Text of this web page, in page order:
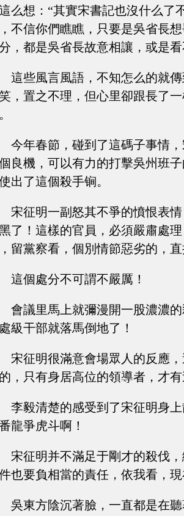
么想：“其實宋書記也沒什么了
不信你們瞧瞧，只要是吳省長
，都是吳省長故意相讓，或是
這些風言風語，不知怎么的就
，置之不理，但心里卻跟長了
今年春節，碰到了這碼子事情
良機，可以有力的打擊吳州班
出了這個殺手锏。
宋征明一副怒其不爭的憤恨表
了！這樣的官員，必須嚴肅處
留黨察看，個別情節惡劣的，
這個處分不可謂不嚴厲！
會議里馬上就彌漫開一股濃濃
級干部就落馬倒地了！
宋征明很滿意會場眾人的反應
，只有身居高位的領導者，才
李毅清楚的感受到了宋征明身
龍爭虎斗啊！
宋征明并不滿足于剛才的殺伐
也要負相當的責任，依我看，
吳東方陰沉著臉，一直都是在